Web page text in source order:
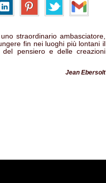
straordinario ambasciatore,
fin nei luoghi più lontani il
del pensiero e delle creazioni
Jean Ebersolt